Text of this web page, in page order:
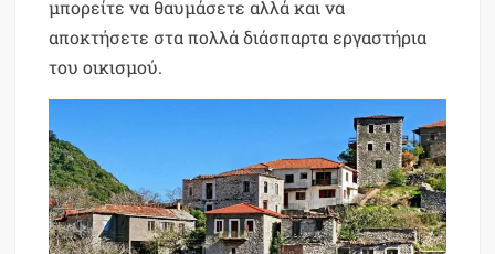
μπορείτε να θαυμάσετε αλλά και να
αποκτήσετε στα πολλά διάσπαρτα εργαστήρια
του οικισμού.